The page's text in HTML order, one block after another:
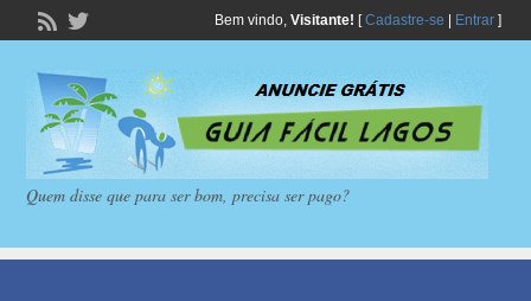
Bem vindo, Visitante! [Cadastre-se Entrar]
Quem disse que para ser bom, precisa ser pago?